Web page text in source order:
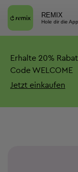
REMIX
Hole dir die
Erhalte 20%
Code WELCOME
Jetzt einkaufen